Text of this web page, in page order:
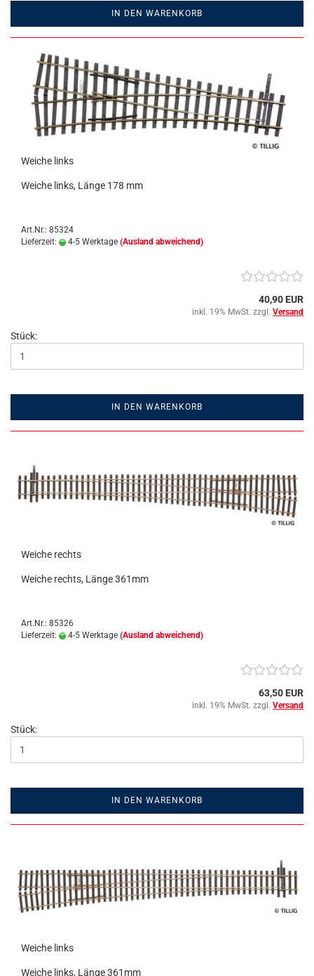
IN DEN WARENKORB
Weiche links
Weiche links, Länge 178 mm
Art.Nr.: 85324
Lieferzeit:
4-5 Werktage (Ausland abweichend)
40,90 EUR
inkl. 19% MwSt. zzgl. Versand
Stück:
IN DEN WARENKORB
Weiche rechts
Weiche rechts, Länge 361mm
Art.Nr.: 85326
Lieferzeit:
4-5 Werktage (Ausland abweichend)
63,50 EUR
inkl. 19% MwSt. zzgl. Versand
Stück:
IN DEN WARENKORB
Weiche links
Weiche links, Länge 361mm